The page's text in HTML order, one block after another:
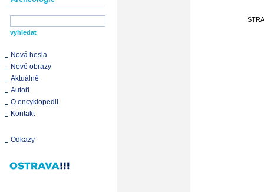
Nová hesla
Nové obrazy
Aktuálně
Autoři
O encyklopedii
Kontakt
Odkazy